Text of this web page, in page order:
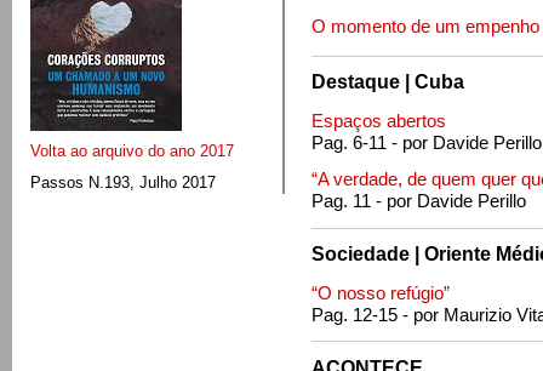
Volta ao arquivo do ano 2017
Passos N.193, Julho 2017
O momento de um
Destaque | Cuba
Espaços abertos
Pag. 6-11 - por Davide Perillo
“A verdade, de quem quer
Pag. 11 - por Davide Perillo
Sociedade | Oriente
“O nosso refúgio”
Pag. 12-15 - por Maurizio